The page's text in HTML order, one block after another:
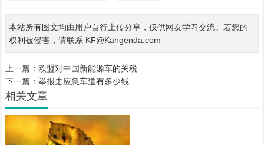
本站所有图文均由用户自行上传分享，仅供网友学习交流。若您的
权利被侵害，请联系 KF@Kangenda.com
上一篇： 欧盟对中国新能源车的关税
下一篇： 举报走应急车道有多少钱
相关文章